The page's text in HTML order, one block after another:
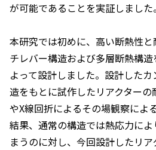
が可能であることを実証しました。
本研究では初めに、高い断熱性
チレバー構造および多層断熱構
よって設計しました。設計した
造をもとに試作したリアクター
やX線回折によるその場観察によ
結果、通常の構造では熱応力に
まうのに対し、今回設計したリ